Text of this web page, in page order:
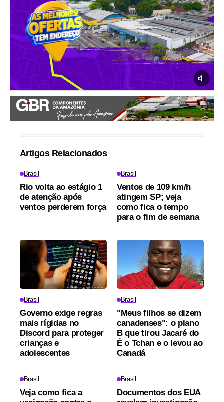
Artigos Relacionados
Brasil
Rio volta ao estágio 1
de atenção após
ventos perderem força
Brasil
Ventos de 109 km/h
atingem SP; veja
como fica o tempo
para o fim de semana
Brasil
Governo exige regras
mais rígidas no
Discord para proteger
crianças e
adolescentes
Brasil
"Meus filhos se dizem
canadenses": o plano
B que tirou Jacaré do
É o Tchan e o levou ao
Canadá
Brasil
Veja como fica a
Brasil
Documentos dos EUA